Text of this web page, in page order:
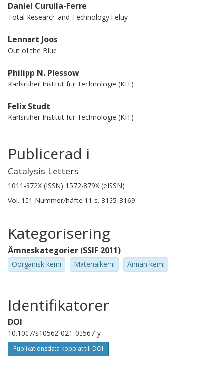
Daniel Curulla-Ferre
Total Research and Technology Feluy
Lennart Joos
Out of the Blue
Philipp N. Plessow
Karlsruher Institut für Technologie (KIT)
Felix Studt
Karlsruher Institut für Technologie (KIT)
Publicerad i
Catalysis Letters
1011-372X (ISSN) 1572-879X (eISSN)
Vol. 151 Nummer/häfte 11 s. 3165-3169
Kategorisering
Ämneskategorier (SSIF 2011)
Oorganisk kemi Materialkemi Annan kemi
Identifikatorer
DOI
10.1007/s10562-021-03567-y
Publikationsdata kopplat till DOI